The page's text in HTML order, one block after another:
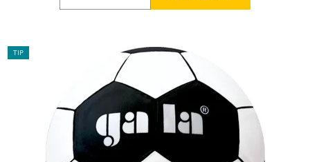
TIP